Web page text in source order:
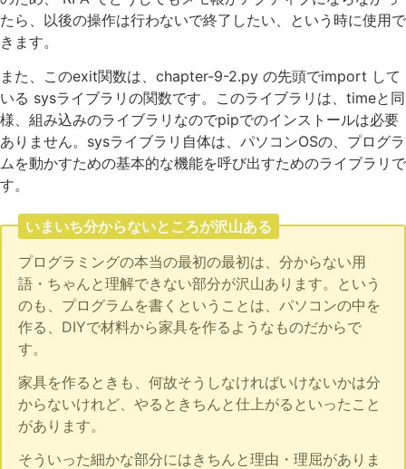
たら、以後の操作は行わないで終了したい、という時に使用で
きます。
また、このexit関数は、chapter-9-2.py の先頭でimport して
いる sysライブラリの関数です。このライブラリは、timeと同
様、組み込みのライブラリなのでpipでのインストールは必要
ありません。sysライブラリ自体は、パソコンOSの、プログラ
ムを動かすための基本的な機能を呼び出すためのライブラリで
す。
いまいち分からないところが沢山ある
プログラミングの本当の最初の最初は、分からない用
語・ちゃんと理解できない部分が沢山あります。という
のも、プログラムを書くということは、パソコンの中を
作る、DIYで材料から家具を作るようなものだからで
す。
家具を作るときも、何故そうしなければいけないかは分
からないけれど、やるときちんと仕上がるといったこと
があります。
そういった細かな部分にはきちんと理由・理屈がありま